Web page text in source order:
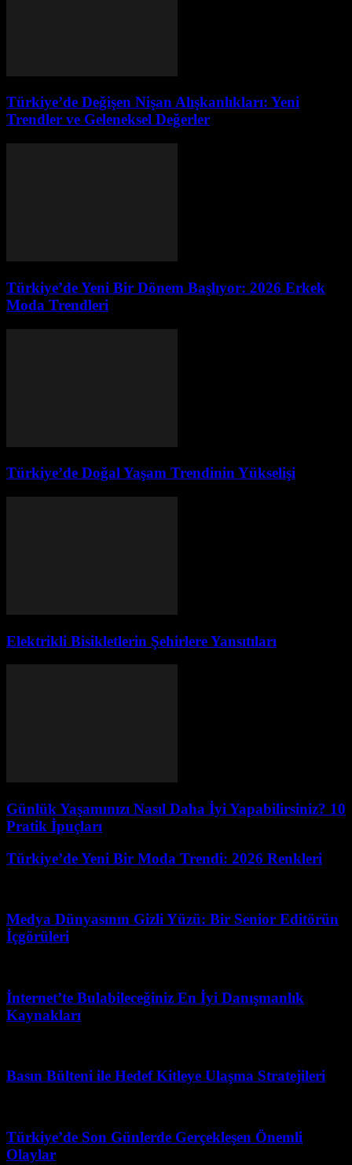
Türkiye’de Değişen Nişan Alışkanlıkları: Yeni
Trendler ve Geleneksel Değerler
Türkiye’de Yeni Bir Dönem Başlıyor: 2026 Erkek
Moda Trendleri
Türkiye’de Doğal Yaşam Trendinin Yükselişi
Elektrikli Bisikletlerin Şehirlere Yansıtıları
Günlük Yaşamınızı Nasıl Daha İyi Yapabilirsiniz? 10
Pratik İpuçları
Türkiye’de Yeni Bir Moda Trendi: 2026 Renkleri
Medya Dünyasının Gizli Yüzü: Bir Senior Editörün
İçgörüleri
İnternet’te Bulabileceğiniz En İyi Danışmanlık
Kaynakları
Basın Bülteni ile Hedef Kitleye Ulaşma Stratejileri
Türkiye’de Son Günlerde Gerçekleşen Önemli
Olaylar